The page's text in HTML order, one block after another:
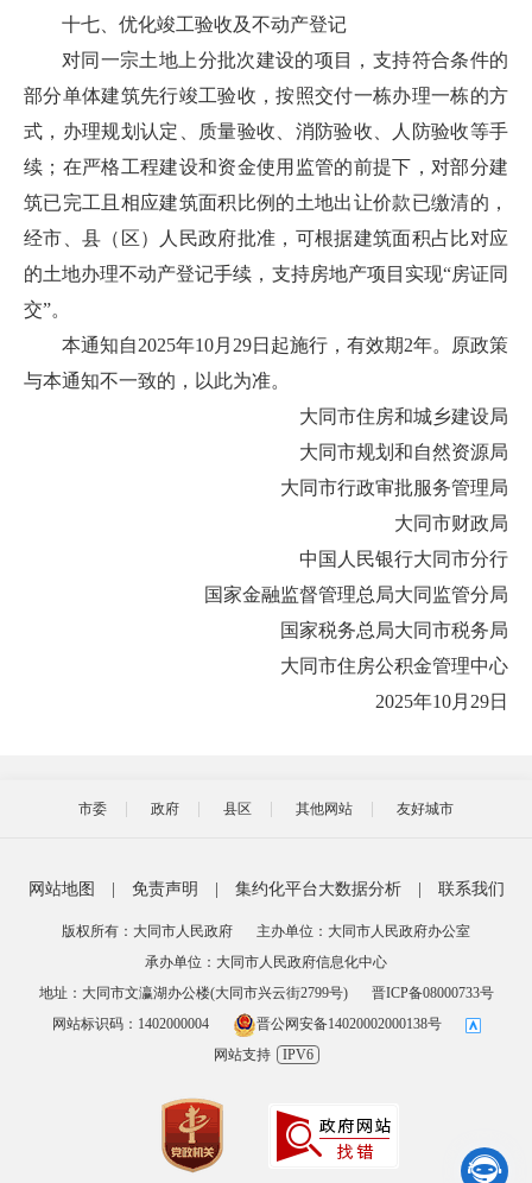

十七、优化竣工验收及不动产登记
对同一宗土地上分批次建设的项目，支持符合条件的
部分单体建筑先行竣工验收，按照交付一栋办理一栋的方
式，办理规划认定、质量验收、消防验收、人防验收等手
续；在严格工程建设和资金使用监管的前提下，对部分建
筑已完工且相应建筑面积比例的土地出让价款已缴清的，
经市、县（区）人民政府批准，可根据建筑面积占比对应
的土地办理不动产登记手续，支持房地产项目实现“房证同
交”。
本通知自2025年10月29日起施行，有效期2年。原政策
与本通知不一致的，以此为准。
大同市住房和城乡建设局
大同市规划和自然资源局
大同市行政审批服务管理局
大同市财政局
中国人民银行大同市分行
国家金融监督管理总局大同监管分局
国家税务总局大同市税务局
大同市住房公积金管理中心
2025年10月29日
市委 政府 县区 其他网站 友好城市
网站地图 免责声明 集约化平台大数据分析 联系我们
版权所有：大同市人民政府
主办单位：大同市人民政府办公室
承办单位：大同市人民政府信息化中心
地址：大同市文瀛湖办公楼(大同市兴云街2799号)
晋ICP备08000733号
网站标识码：1402000004
晋公网安备14020002000138号
网站支持
IPV6